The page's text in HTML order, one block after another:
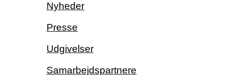
Nyheder
Presse
Udgivelser
Samarbejdspartnere